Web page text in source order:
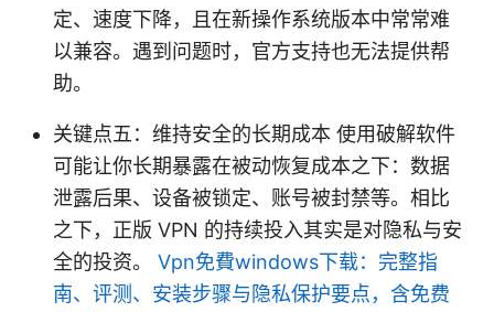
定、速度下降，且在新操作系统版本中常常难
以兼容。遇到问题时，官方支持也无法提供帮
助。
关键点五：维持安全的长期成本 使用破解软件
可能让你长期暴露在被动恢复成本之下：数据
泄露后果、设备被锁定、账号被封禁等。相比
之下，正版 VPN 的持续投入其实是对隐私与安
全的投资。 Vpn免費windows下载：完整指
南、评测、安装步骤与隐私保护要点，含免费